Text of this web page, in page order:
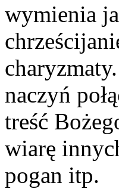
wymienia
naczyń
treść
wiarę
pogan itp.